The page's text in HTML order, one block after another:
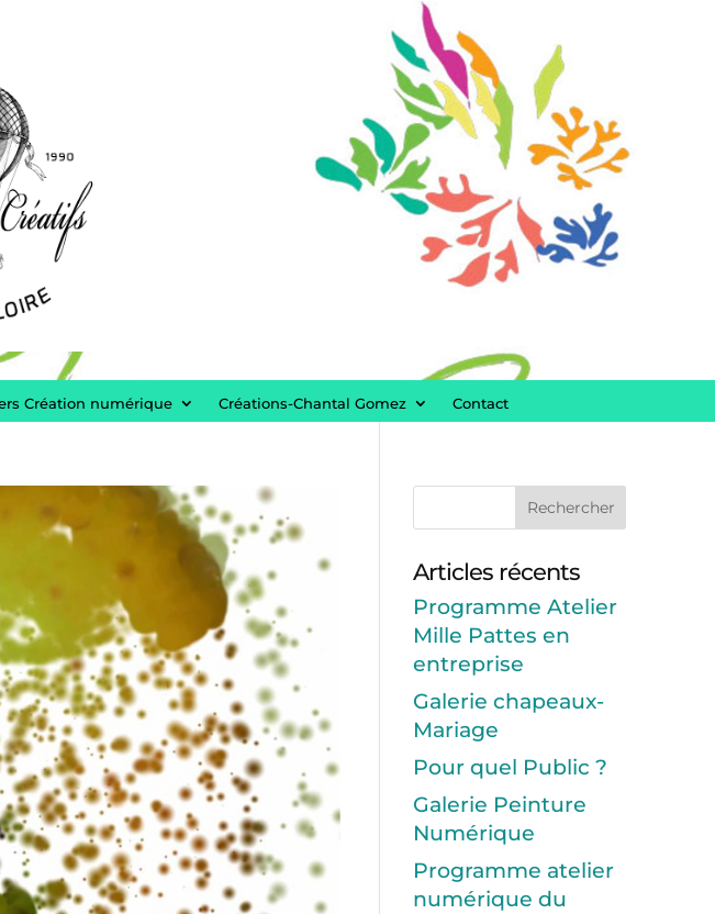
Création numérique Créations-Chantal Gomez Contact
Articles récents
Programme Atelier
Mille Pattes en
entreprise
Galerie chapeaux-
Mariage
Pour quel Public ?
Galerie Peinture
Numérique
Programme atelier
numérique du